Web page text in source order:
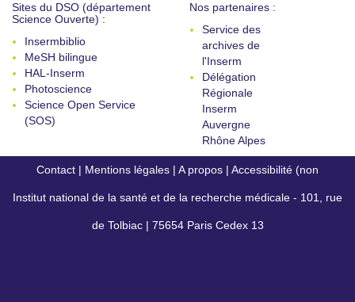
Sites du DSO (département
Science Ouverte) :
Insermbiblio
MeSH bilingue
HAL-Inserm
Photoscience
Science Open Service
(SOS)
Nos partenaires :
Service des
archives de
l'Inserm
Délégation
Régionale
Inserm
Auvergne
Rhône Alpes
Contact | Mentions légales | A propos | Accessibilité (non
conforme)
Institut national de la santé et de la recherche médicale - 101, rue
de Tolbiac | 75654 Paris Cedex 13